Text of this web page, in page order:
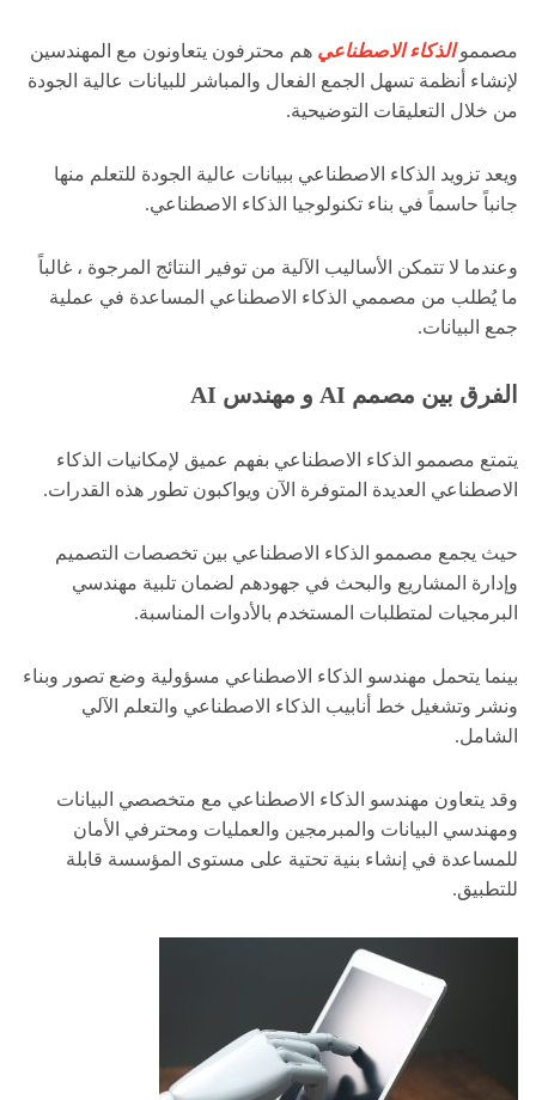
مصمموالذكاء الاصطناعي هم محترفون يتعاونون مع المهندسين
لإنشاء أنظمة تسهل الجمع الفعال والمباشر للبيانات عالية الجودة
من خلال التعليقات التوضيحية.
ويعد تزويد الذكاء الاصطناعي ببيانات عالية الجودة للتعلم منها
جانباً حاسماً في بناء تكنولوجيا الذكاء الاصطناعي.
وعندما لا تتمكن الأساليب الآلية من توفير النتائج المرجوة ، غالباً
ما يُطلب من مصممي الذكاء الاصطناعي المساعدة في عملية
جمع البيانات.
الفرق بين مصمم AI و مهندس AI
يتمتع مصممو الذكاء الاصطناعي بفهم عميق لإمكانيات الذكاء
الاصطناعي العديدة المتوفرة الآن ويواكبون تطور هذه القدرات.
حيث يجمع مصممو الذكاء الاصطناعي بين تخصصات التصميم
وإدارة المشاريع والبحث في جهودهم لضمان تلبية مهندسي
البرمجيات لمتطلبات المستخدم بالأدوات المناسبة.
بينما يتحمل مهندسو الذكاء الاصطناعي مسؤولية وضع تصور وبناء
ونشر وتشغيل خط أنابيب الذكاء الاصطناعي والتعلم الآلي
الشامل.
وقد يتعاون مهندسو الذكاء الاصطناعي مع متخصصي البيانات
ومهندسي البيانات والمبرمجين والعمليات ومحترفي الأمان
للمساعدة في إنشاء بنية تحتية على مستوى المؤسسة قابلة
للتطبيق.